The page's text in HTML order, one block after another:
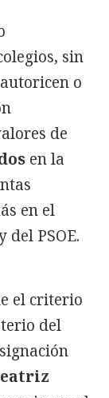
sin
o
de
en la
en el
del PSOE.
el criterio
del